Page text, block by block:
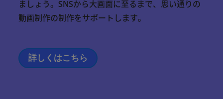
ましょ う。SNSから大画面に至る まで、 思い通りの
動画制作の制作をサポート し ます。
詳しくはこちら